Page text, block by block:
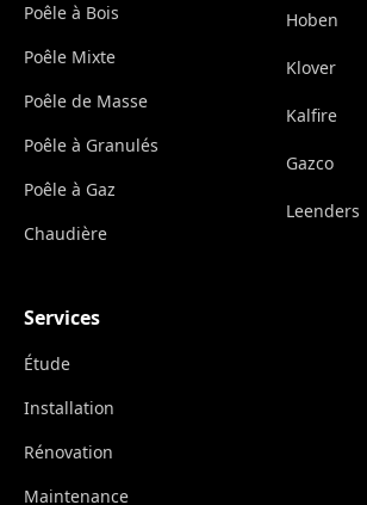
Poêle à Bois
Poêle Mixte
Poêle de Masse
Poêle à Granulés
Poêle à Gaz
Chaudière
Hoben
Klover
Kalfire
Gazco
Leenders
Services
Étude
Installation
Rénovation
Maintenance